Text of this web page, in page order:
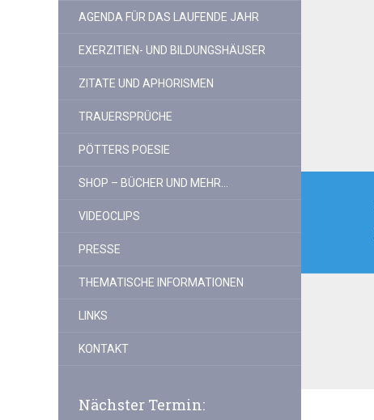
AGENDA FÜR DAS LAUFENDE JAHR
EXERZITIEN- UND BILDUNGSHÄUSER
ZITATE UND APHORISMEN
TRAUERSPRÜCHE
PÖTTERS POESIE
SHOP – BÜCHER UND MEHR…
VIDEOCLIPS
PRESSE
THEMATISCHE INFORMATIONEN
LINKS
KONTAKT
Nächster Termin: